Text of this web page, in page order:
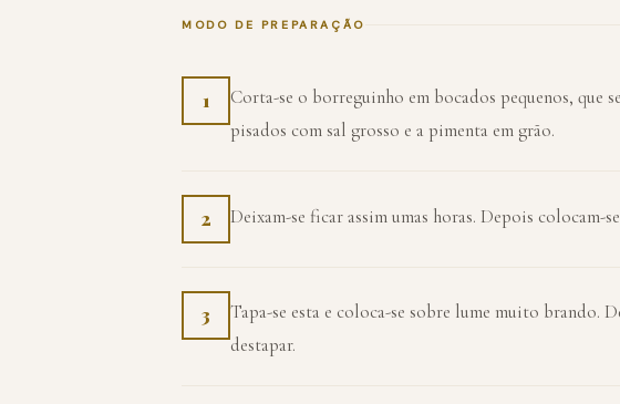
MODO DE PREPARAÇÃO
1
Corta-se o borreguinho em bocados pequenos, que
pisados com sal grosso e a pimenta em grão.
2 Deixam-se ficar assim umas horas. Depois colocam-
3
Tapa-se esta e coloca-se sobre lume muito brando.
destapar.